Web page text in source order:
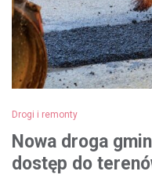
Drogi i remonty
Nowa droga
dostęp do